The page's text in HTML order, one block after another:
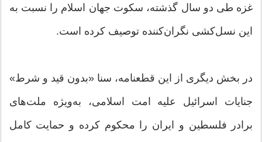
غزه طی دو سال گذشته، سکوت جهان اسلام را نسبت به
این نسل‌کشی نگران‌کننده توصیف کرده است.
در بخش دیگری از این قطعنامه، سنا «بدون قید و شرط»
جنایات اسرائیل علیه امت اسلامی، به‌ویژه ملت‌های
برادر فلسطین و ایران را محکوم کرده و حمایت کامل